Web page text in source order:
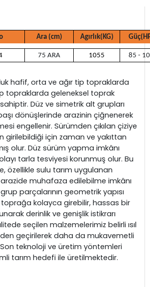
Ara (cm) Agırlık(KG)
75 ARA 1055 85 -
hafif, orta ve ağır tip topraklarda
topraklarda geleneksel toprak
Düz ve simetrik alt grupları
dönüşlerinde arazinin çiğnenerek
engellenir. Sürümden çıkılan çiziye
girilebildiği için zaman ve yakıttan
olur. Düz sürüm yapma imkânı
tarla tesviyesi korunmuş olur. Bu
özellikle sulu tarım uygulanan
muhafaza edilebilme imkânı
grup parçalarının geometrik yapısı
kolayca girebilir, hassas bir
derinlik ve genişlik istikrarı
seçilen malzemelerimiz belirli ısıl
geçirilerek daha da mukavemetli
teknoloji ve üretim yöntemleri
tarım hedefi ile üretilmektedir.